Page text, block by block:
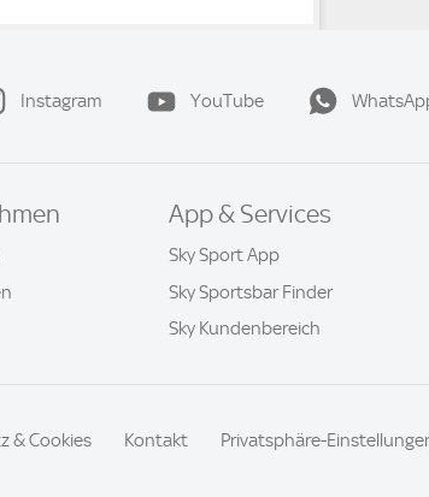
Instagram YouTube
App & Services
Sky Sport App
Sky Sportsbar Finder
Sky Kundenbereich
& Cookies Kontakt Privatsphäre-